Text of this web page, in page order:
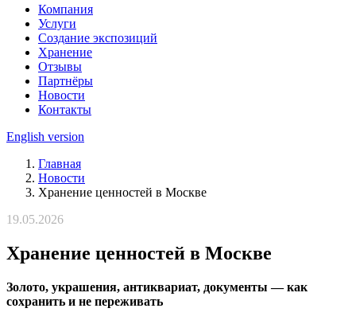
Компания
Услуги
Создание экспозиций
Хранение
Отзывы
Партнёры
Новости
Контакты
English version
Главная
Новости
Хранение ценностей в Москве
19.05.2026
Хранение ценностей в Москве
Золото, украшения, антиквариат, документы — как
сохранить и не переживать